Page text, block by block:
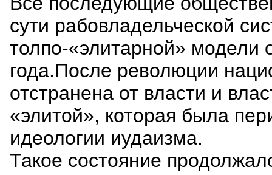
сути рабовладельческой
толпо-«элитарной» модели
года.После революции
отстранена от власти и
«элитой», которая была
идеологии иудаизма.
Такое состояние